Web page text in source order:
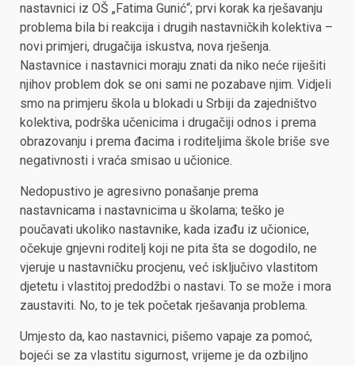
nastavnici iz OŠ „Fatima Gunić“; prvi korak ka rješavanju
problema bila bi reakcija i drugih nastavničkih kolektiva –
novi primjeri, drugačija iskustva, nova rješenja.
Nastavnice i nastavnici moraju znati da niko neće riješiti
njihov problem dok se oni sami ne pozabave njim. Vidjeli
smo na primjeru škola u blokadi u Srbiji da zajedništvo
kolektiva, podrška učenicima i drugačiji odnos i prema
obrazovanju i prema đacima i roditeljima škole briše sve
negativnosti i vraća smisao u učionice.
Nedopustivo je agresivno ponašanje prema
nastavnicama i nastavnicima u školama; teško je
poučavati ukoliko nastavnike, kada izađu iz učionice,
očekuje gnjevni roditelj koji ne pita šta se dogodilo, ne
vjeruje u nastavničku procjenu, već isključivo vlastitom
djetetu i vlastitoj predodžbi o nastavi. To se može i mora
zaustaviti. No, to je tek početak rješavanja problema.
Umjesto da, kao nastavnici, pišemo vapaje za pomoć,
bojeći se za vlastitu sigurnost, vrijeme je da ozbiljno